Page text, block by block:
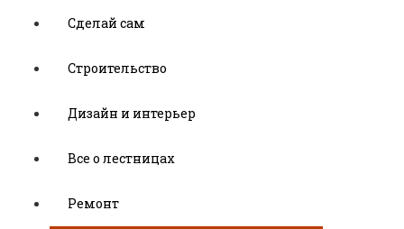
Сделай сам
Строительство
Дизайн и интерьер
Все о лестницах
Ремонт